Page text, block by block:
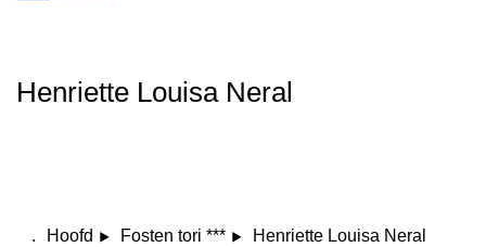
Henriette Louisa Neral
. Hoofd Fosten tori *** Henriette Louisa Neral